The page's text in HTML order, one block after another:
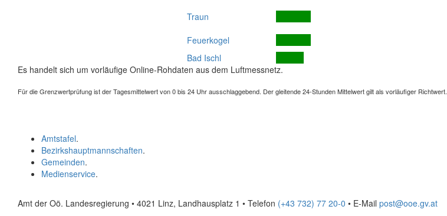
Traun
Feuerkogel
Bad Ischl
Es handelt sich um vorläufige Online-Rohdaten aus dem Luftmessnetz.
Für die Grenzwertprüfung ist der Tagesmittelwert von 0 bis 24 Uhr ausschlaggebend. Der gleitende 24-Stunden Mittelwert gilt als vorläufiger Richtwert.
Amtstafel.
Bezirkshauptmannschaften.
Gemeinden.
Medienservice.
Amt der Oö. Landesregierung • 4021 Linz, Landhausplatz 1 • Telefon (+43 732) 77 20-0 • E-Mail post@ooe.gv.at